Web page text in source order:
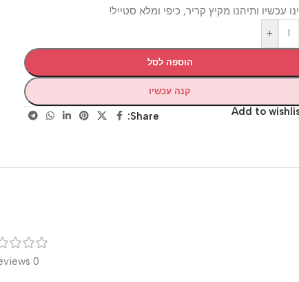
ותיהנו מקיץ קריר, כיפי ומלא סטייל!
+
הוספה לסל
קנה עכשיו
Add to
Share: